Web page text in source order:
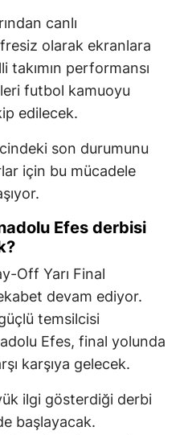
canlı
olarak ekranlara
takımın performansı
futbol kamuoyu
edilecek.
son durumunu
için bu mücadele
Efes derbisi
Off Yarı Final
devam ediyor.
temsilcisi
Efes, final yolunda
karşıya gelecek.
ilgi gösterdiği derbi
başlayacak.